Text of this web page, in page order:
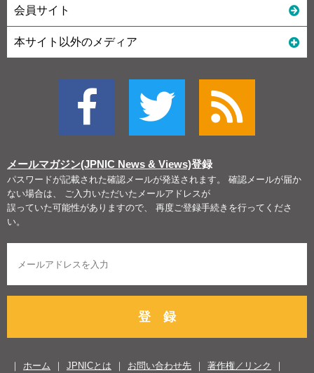
会員サイト
本サイト以外のメディア
メールマガジン(JPNIC News & Views)登録
パスワードが記載された確認メールが発送されます。 確認メールが届か
ない場合は、 ご入力いただいたメールアドレスが
誤っていた可能性がありますので、 再度ご登録手続きを行ってくださ
い。
登 録
ホーム JPNICとは お問い合わせ先
著作権／リンク